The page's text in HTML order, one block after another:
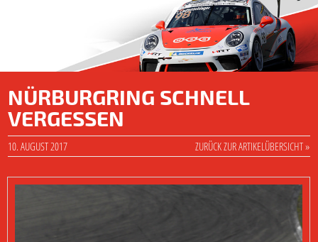
NÜRBURGRING SCHNELL
VERGESSEN
10. AUGUST 2017 ZURÜCK ZUR ARTIKELÜBERSICHT »